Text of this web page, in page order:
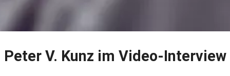
Peter V. Kunz im Video-Interview